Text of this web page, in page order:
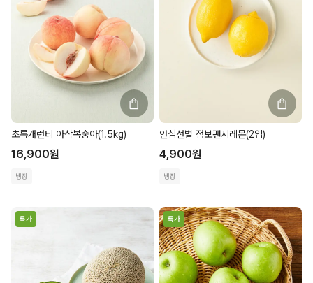
초록개런티 아삭복숭아(1.5kg)
16,900원
냉장
안심선별 점보팬시레몬(2입)
4,900원
냉장
특가 특가